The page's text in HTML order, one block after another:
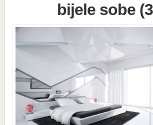
bijele sobe